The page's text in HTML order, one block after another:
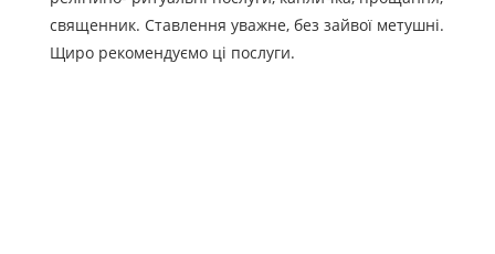
священник. Ставлення уважне, без зайвої метушні.
Щиро рекомендуємо ці послуги.